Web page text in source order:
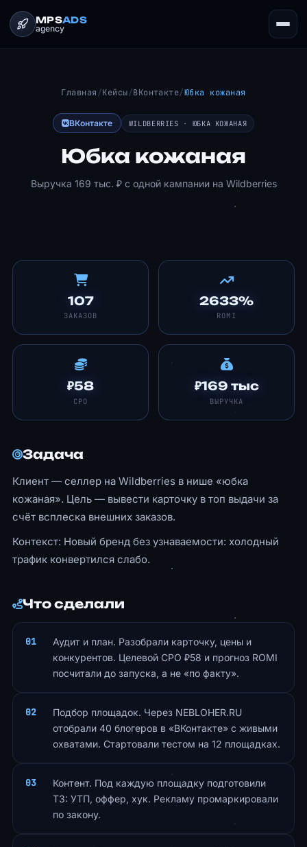
MPSADS
agency
Главная/Кейсы/ВКонтакте/Юбка кожаная
ВКонтакте WILDBERRIES · ЮБКА КОЖАНАЯ
Юбка кожаная
Выручка 169 тыс. ₽ с одной кампании на Wildberries
107
ЗАКАЗОВ
2633%
ROMI
₽58
CPO
₽169 тыс
ВЫРУЧКА
Задача
Клиент — селлер на Wildberries в нише «юбка
кожаная». Цель — вывести карточку в топ выдачи за
счёт всплеска внешних заказов.
Контекст: Новый бренд без узнаваемости: холодный
трафик конвертился слабо.
Что сделали
Аудит и план. Разобрали карточку, цены и
конкурентов. Целевой CPO ₽58 и прогноз ROMI
посчитали до запуска, а не «по факту».
Подбор площадок. Через NEBLOHER.RU
отобрали 40 блогеров в «ВКонтакте» с живыми
охватами. Стартовали тестом на 12 площадках.
Контент. Под каждую площадку подготовили
ТЗ: УТП, оффер, хук. Рекламу промаркировали
по закону.